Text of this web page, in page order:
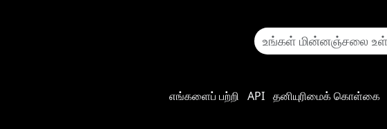
எங்களைப் பற்றி API தனியுரிமைக் கொள்கை